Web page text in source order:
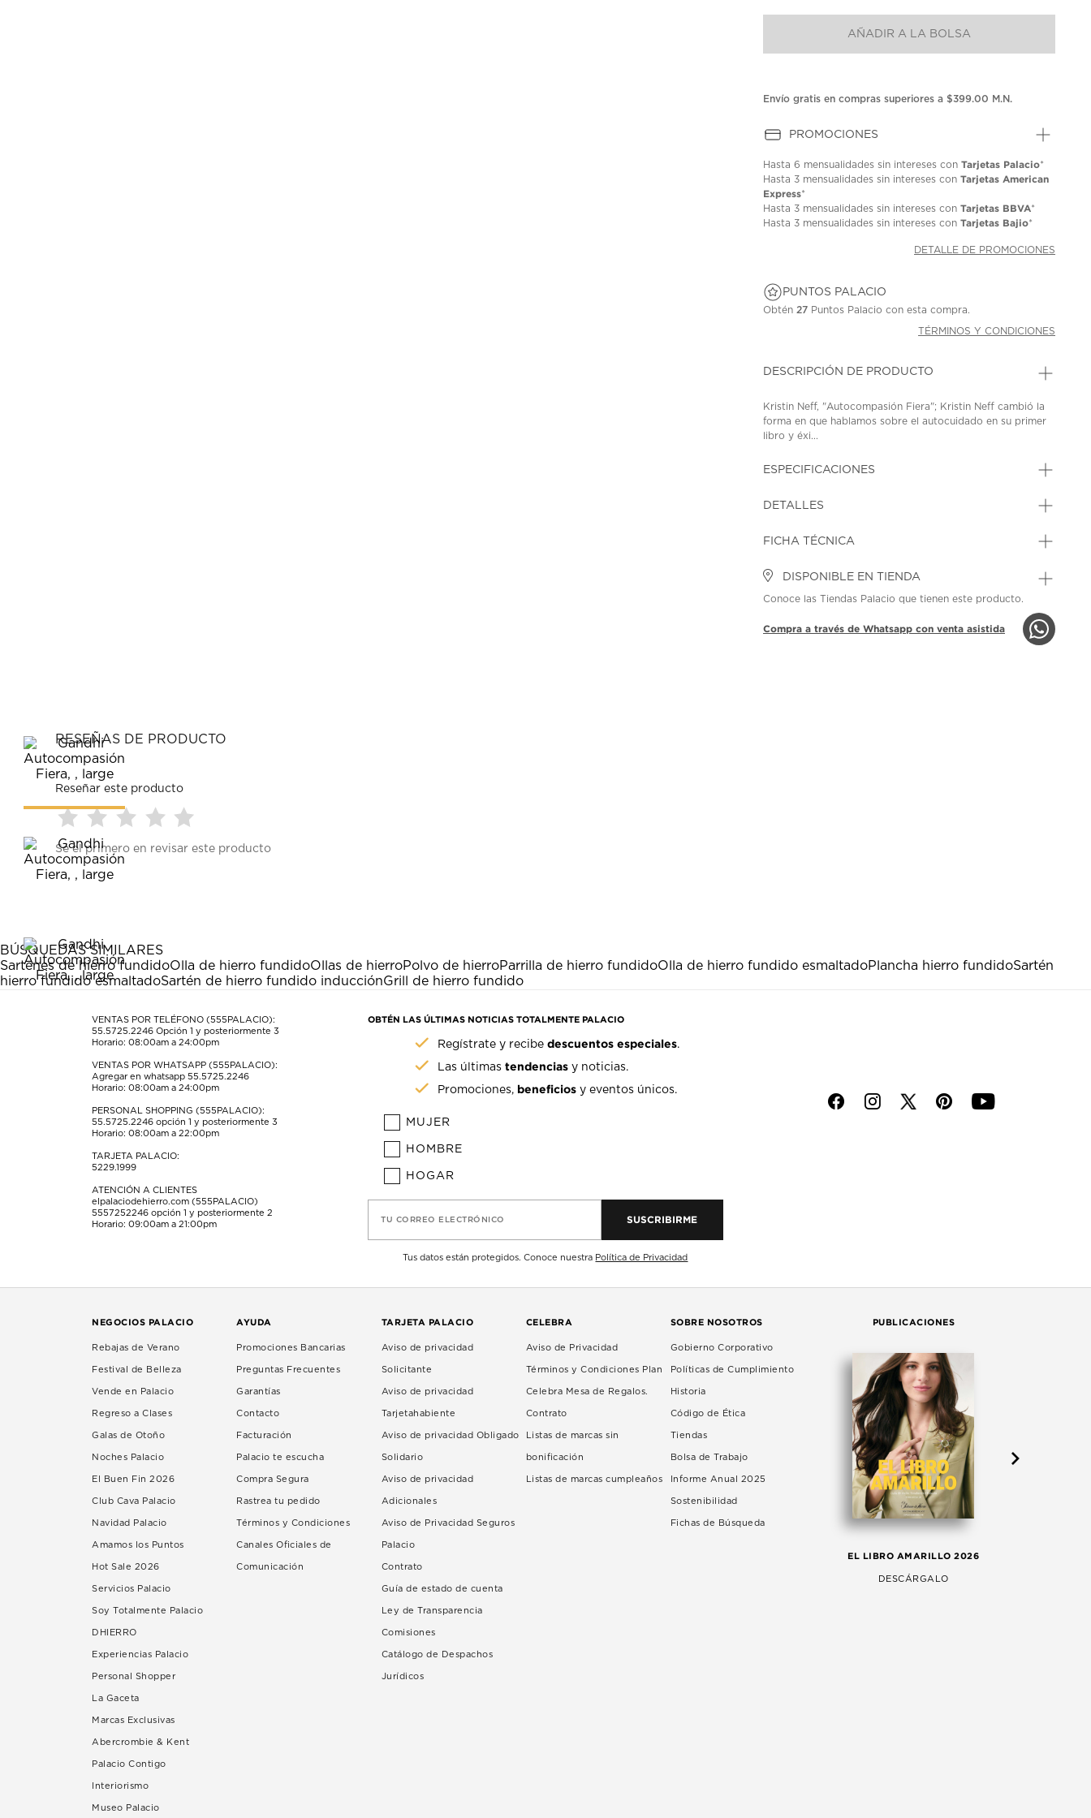
puntuación.
en
la
AÑADIR A LA BOLSA
Envío gratis en compras superiores a $399.00 M.N.
PROMOCIONES
Hasta6 mensualidades sin intereses conTarjetas Palacio*
Hasta 3 mensualidades sin intereses conTarjetas American
Express*
Hasta 3 mensualidades sin intereses conTarjetas BBVA*
Hasta 3 mensualidades sin intereses conTarjetas Bajio*
DETALLE DE PROMOCIONES
PUNTOS PALACIO
Obtén 27 Puntos Palacio con esta compra.
TÉRMINOS Y CONDICIONES
DESCRIPCIÓN DE PRODUCTO
Kristin Neff, "Autocompasión Fiera"; Kristin Neff cambió la
forma en que hablamos sobre el autocuidado en su primer
libro y éxi...
ESPECIFICACIONES
DETALLES
FICHA TÉCNICA
DISPONIBLE EN TIENDA
Conoce las Tiendas Palacio que tienen este producto.
Compra a través de Whatsapp con venta asistida
RESEÑAS DE PRODUCTO
Reseñar este producto
Seleccionar
para
calificar
el
estrella
Esta
acción
abrirá
formulario
Seleccionar
para
calificar
el
estrellas.
Esta
acción
abrirá
formulario
de
para
calificar
el
estrellas.
Esta
acción
abrirá
formulario
de
para
estrellas.
Esta
acción
abrirá
formulario
de
para
Esta
acción
abrirá
formulario
de
envío.
Sé el primero en revisar este producto
BÚSQUEDAS SIMILARES
Sartenes de hierro fundidoOlla de hierro fundidoOllas de hierroPolvo de hierroParrilla de hierro fundidoOlla de hierro fundido esmaltadoPlancha hierro fundidoSartén
hierro fundido esmaltadoSartén de hierro fundido inducciónGrill de hierro fundido
VENTAS POR TELÉFONO (555PALACIO):
55.5725.2246 Opción 1 y posteriormente 3
Horario: 08:00am a 24:00pm
VENTAS POR WHATSAPP (555PALACIO):
Agregar en whatsapp 55.5725.2246
Horario: 08:00am a 24:00pm
PERSONAL SHOPPING (555PALACIO):
55.5725.2246 opción 1 y posteriormente 3
Horario: 08:00am a 22:00pm
TARJETA PALACIO:
5229.1999
ATENCIÓN A CLIENTES
elpalaciodehierro.com (555PALACIO)
5557252246 opción 1 y posteriormente 2
Horario: 09:00am a 21:00pm
OBTÉN LAS ÚLTIMAS NOTICIAS TOTALMENTE PALACIO
Regístrate y recibedescuentos especiales.
Las últimastendencias y noticias.
Promociones, beneficios y eventos únicos.
MUJER
HOMBRE
HOGAR
TU CORREO ELECTRÓNICO SUSCRIBIRME
Tus datos están protegidos. Conoce nuestra Política de Privacidad
f i p y
NEGOCIOS PALACIO
Rebajas de Verano
Festival de Belleza
Vende en Palacio
Regreso a Clases
Galas de Otoño
Noches Palacio
El Buen Fin 2026
Club Cava Palacio
Navidad Palacio
Amamos los Puntos
Hot Sale 2026
Servicios Palacio
Soy Totalmente Palacio
DHIERRO
Experiencias Palacio
Personal Shopper
La Gaceta
Marcas Exclusivas
Abercrombie & Kent
Palacio Contigo
Interiorismo
Museo Palacio
AYUDA
Promociones Bancarias
Preguntas Frecuentes
Garantías
Contacto
Facturación
Palacio te escucha
Compra Segura
Rastrea tu pedido
Términos y Condiciones
Canales Oficiales de
Comunicación
TARJETA PALACIO
Aviso de privacidad
Solicitante
Aviso de privacidad
Tarjetahabiente
Aviso de privacidad Obligado
Solidario
Aviso de privacidad
Adicionales
Aviso de Privacidad Seguros
Palacio
Contrato
Guía de estado de cuenta
Ley de Transparencia
Comisiones
Catálogo de Despachos
Jurídicos
CELEBRA
Aviso de Privacidad
Términos y Condiciones Plan
Celebra Mesa de Regalos.
Contrato
Listas de marcas sin
bonificación
Listas de marcas cumpleaños
SOBRE NOSOTROS
Gobierno Corporativo
Políticas de Cumplimiento
Historia
Código de Ética
Tiendas
Bolsa de Trabajo
Informe Anual 2025
Sostenibilidad
Fichas de Búsqueda
PUBLICACIONES
EL LIBRO AMARILLO 2026
DESCÁRGALO